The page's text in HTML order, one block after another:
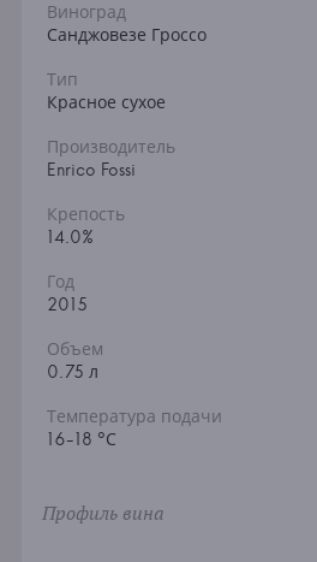
Виноград
Санджовезе Гроссо
Тип
Красное сухое
Производитель
Enrico Fossi
Крепость
14.0%
Год
2015
Объем
0.75 л
Температура подачи
16-18 °С
Профиль вина